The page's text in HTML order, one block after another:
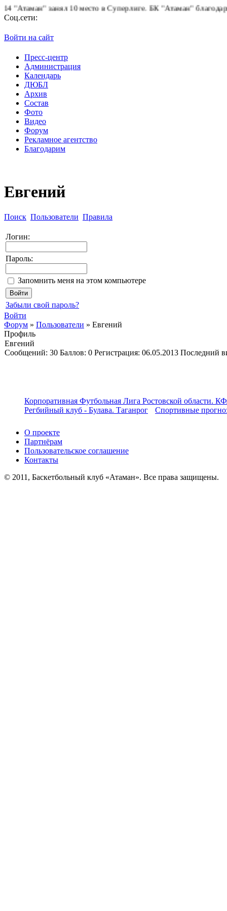
занял 10 место в Суперлиге.БК "Атаман" благодарит
Соц.сети:
Войти на сайт
Пресс-центр
Администрация
Календарь
ДЮБЛ
Архив
Состав
Фото
Видео
Форум
Рекламное агентство
Благодарим
Евгений
Поиск Пользователи Правила
Логин:
Пароль:
Запомнить меня на этом компьютере
Забыли свой пароль?
Войти
Форум » Пользователи » Евгений
Профиль
Евгений
Cообщений: 30 Баллов: 0 Регистрация: 06.05.2013 Последний
Корпоративная Футбольная Лига Ростовской области.
Регбийный клуб - Булава. Таганрог
Спортивные
О проекте
Партнёрам
Пользовательское соглашение
Контакты
© 2011, Баскетбольный клуб «Атаман». Все права защищены.